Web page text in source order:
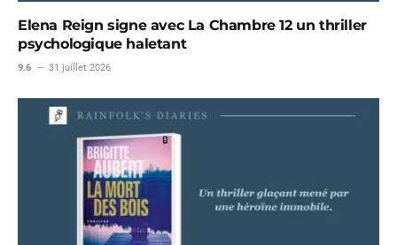
Elena Reign signe avec La Chambre 12 un thriller
psychologique haletant
9.6 31 juillet 2026